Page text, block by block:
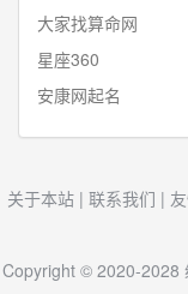
大家找算命网
星座360
安康网起名
关于本站 | 联系我们 |
Copyright © 2020-2028